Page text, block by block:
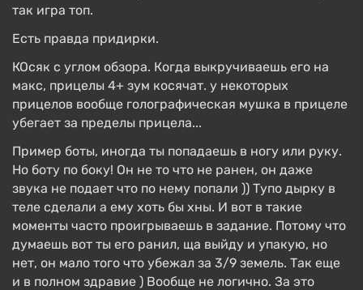
так игра топ.
Есть правда придирки.
КОсяк с углом обзора. Когда выкручиваешь его на
макс, прицелы 4+ зум косячат. у некоторых
прицелов вообще голографическая мушка в прицеле
убегает за пределы прицела...
Пример боты, иногда ты попадаешь в ногу или руку.
Но боту по боку! Он не то что не ранен, он даже
звука не подает что по нему попали )) Тупо дырку в
теле сделали а ему хоть бы хны. И вот в такие
моменты часто проигрываешь в задание. Потому что
думаешь вот ты его ранил, ща выйду и упакую, но
нет, он мало того что убежал за 3/9 земель. Так еще
и в полном здравие ) Вообще не логично. За это